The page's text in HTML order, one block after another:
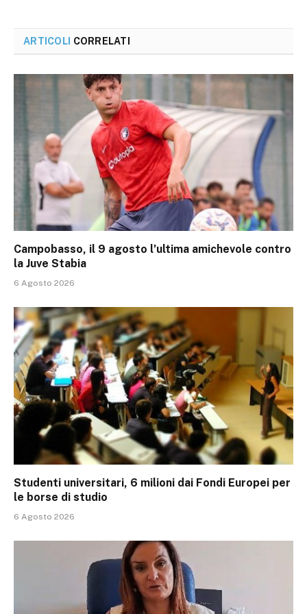
ARTICOLI CORRELATI
Campobasso, il 9 agosto l’ultima amichevole contro
la Juve Stabia
6 Agosto 2026
Studenti universitari, 6 milioni dai Fondi Europei per
le borse di studio
6 Agosto 2026